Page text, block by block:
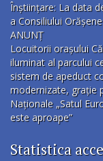
Înștiințare: La data
a Consiliului
ANUNȚ
Locuitorii orașului
iluminat al parcului
sistem de apeduct
modernizate, grație
Naționale „Satul
este aproape”
Statistica